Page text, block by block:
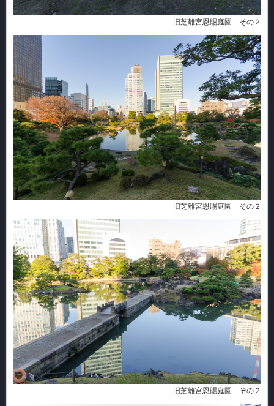
旧芝離宮恩賜庭園 その２
旧芝離宮恩賜庭園 その２
旧芝離宮恩賜庭園 その２